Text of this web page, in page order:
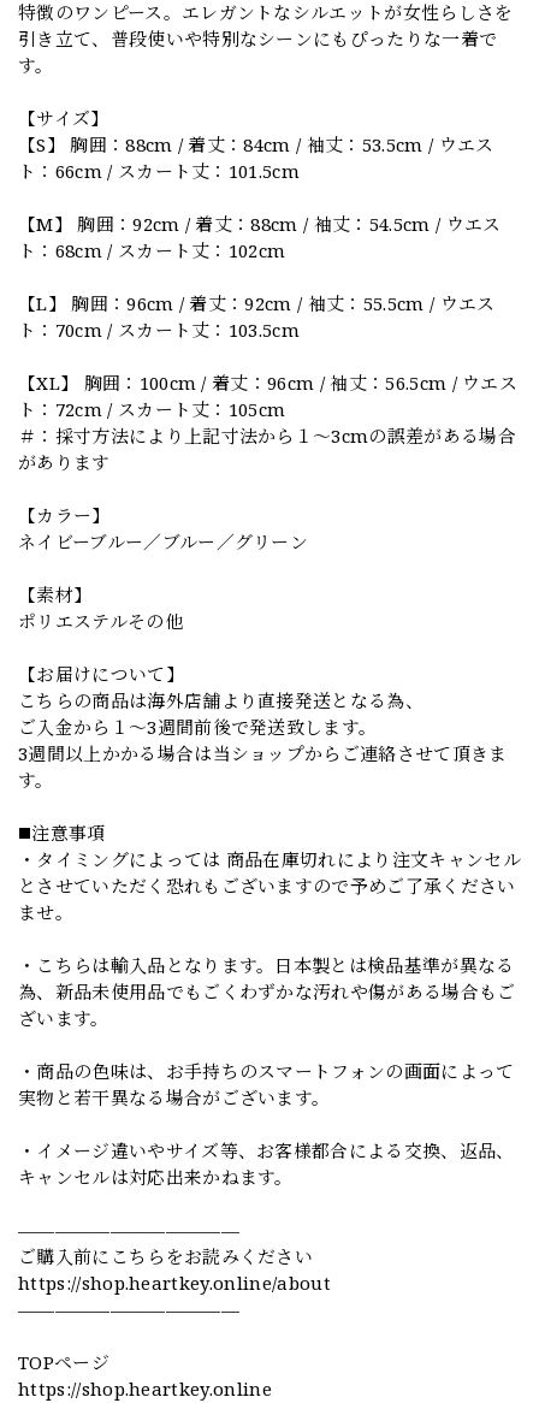
特徴のワンピース。エレガントなシルエットが女性らしさを
引き立て、普段使いや特別なシーンにもぴったりな一着で
す。
【サイズ】
【S】 胸囲：88cm / 着丈：84cm / 袖丈：53.5cm / ウエス
ト：66cm / スカート丈：101.5cm
【M】 胸囲：92cm / 着丈：88cm / 袖丈：54.5cm / ウエス
ト：68cm / スカート丈：102cm
【L】 胸囲：96cm / 着丈：92cm / 袖丈：55.5cm / ウエス
ト：70cm / スカート丈：103.5cm
【XL】 胸囲：100cm / 着丈：96cm / 袖丈：56.5cm / ウエス
ト：72cm / スカート丈：105cm
＃：採寸方法により上記寸法から１～3cmの誤差がある場合
があります
【カラー】
ネイビーブルー／ブルー／グリーン
【素材】
ポリエステルその他
【お届けについて】
こちらの商品は海外店舗より直接発送となる為、
ご入金から１～3週間前後で発送致します。
3週間以上かかる場合は当ショップからご連絡させて頂きま
す。
◼️注意事項
・タイミングによっては 商品在庫切れにより注文キャンセル
とさせていただく恐れもございますので予めご了承ください
ませ。
・こちらは輸入品となります。日本製とは検品基準が異なる
為、新品未使用品でもごくわずかな汚れや傷がある場合もご
ざいます。
・商品の色味は、お手持ちのスマートフォンの画面によって
実物と若干異なる場合がございます。
・イメージ違いやサイズ等、お客様都合による交換、返品、
キャンセルは対応出来かねます。
————————————
ご購入前にこちらをお読みください
https://shop.heartkey.online/about
————————————
TOPページ
https://shop.heartkey.online